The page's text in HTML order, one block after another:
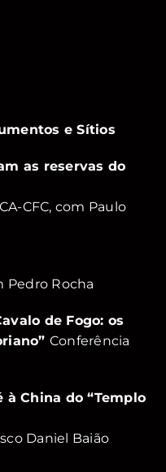
e Sítios
as reservas do
CFC, com Paulo
Pedro Rocha
de Fogo: os
Conferência
à China do “Templo
Daniel Baião